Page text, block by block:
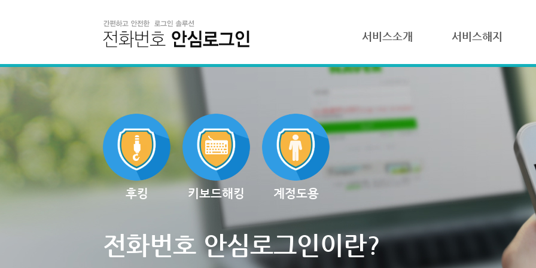
서비스소개 서비스해지
후킹 키보드해킹 계정도용
전화번호 안심로그인이란?